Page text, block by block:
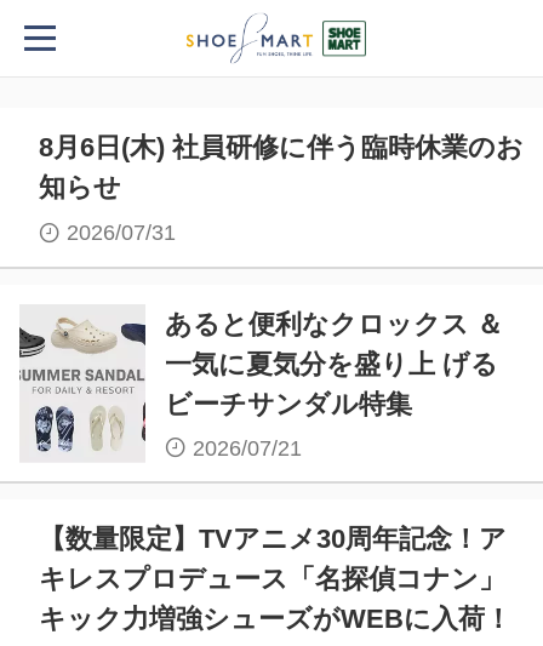
新着記事
8月6日(木) 社員研修に伴う臨時休業のお
知らせ
2026/07/31
あると便利なクロックス ＆
一気に夏気分を盛り上 げる
ビーチサンダル特集
2026/07/21
【数量限定】TVアニメ30周年記念！ア
キレスプロデュース「名探偵コナン」
キック力増強シューズがWEBに入荷！